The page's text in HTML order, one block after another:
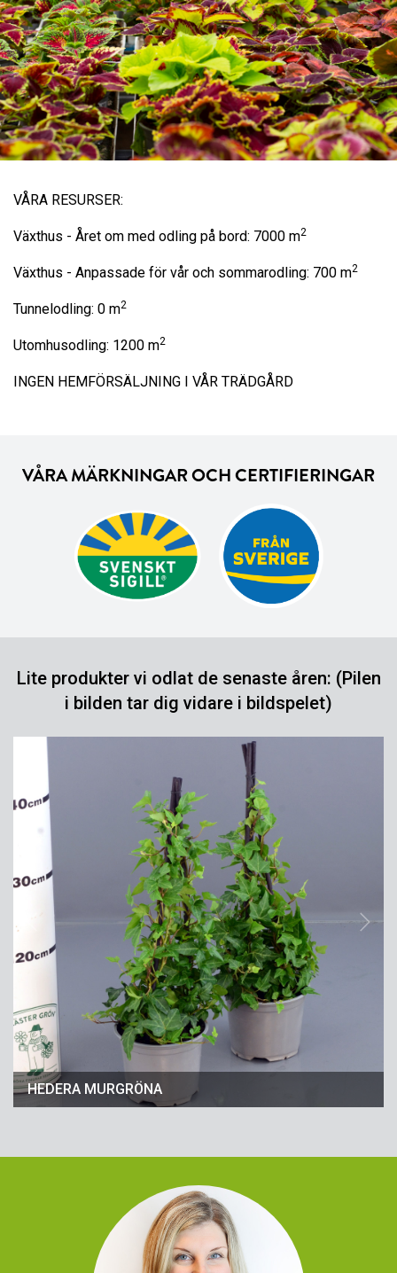
VÅRA RESURSER:
Växthus - Året om med odling på bord: 7000 m2
Växthus - Anpassade för vår och sommarodling: 700 m2
Tunnelodling: 0 m2
Utomhusodling: 1200 m2
INGEN HEMFÖRSÄLJNING I VÅR TRÄDGÅRD
VÅRA MÄRKNINGAR OCH CERTIFIERINGAR
Lite produkter vi odlat de senaste åren: (Pilen
i bilden tar dig vidare i bildspelet)
HEDERA MURGRÖNA
Previous Next